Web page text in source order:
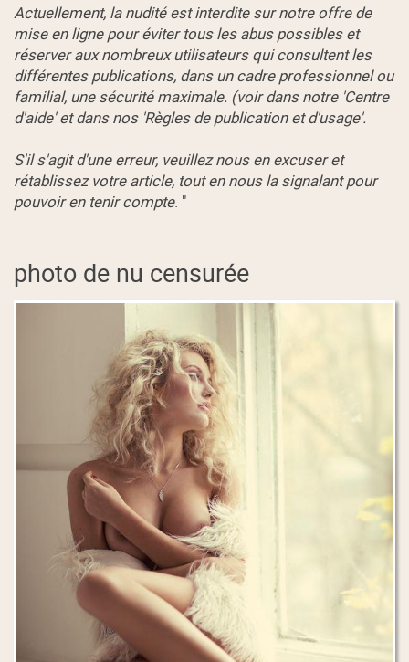
Actuellement, la nudité est interdite sur notre offre de
mise en ligne pour éviter tous les abus possibles et
réserver aux nombreux utilisateurs qui consultent les
différentes publications, dans un cadre professionnel ou
familial, une sécurité maximale. (voir dans notre 'Centre
d'aide' et dans nos 'Règles de publication et d'usage'.
S'il s'agit d'une erreur, veuillez nous en excuser et
rétablissez votre article, tout en nous la signalant pour
pouvoir en tenir compte. "
photo de nu censurée